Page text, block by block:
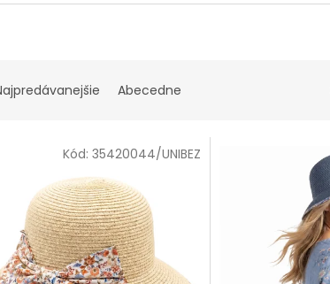
Abecedne
Kód: 35420044/UNIBEZ